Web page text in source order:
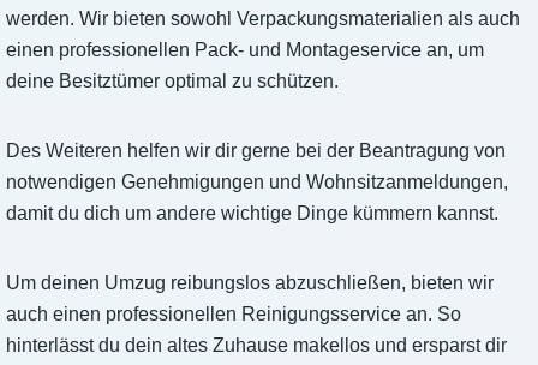
werden. Wir bieten sowohl Verpackungsmaterialien als auch
einen professionellen Pack- und Montageservice an, um
deine Besitztümer optimal zu schützen.
Des Weiteren helfen wir dir gerne bei der Beantragung von
notwendigen Genehmigungen und Wohnsitzanmeldungen,
damit du dich um andere wichtige Dinge kümmern kannst.
Um deinen Umzug reibungslos abzuschließen, bieten wir
auch einen professionellen Reinigungsservice an. So
hinterlässt du dein altes Zuhause makellos und ersparst dir